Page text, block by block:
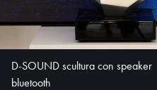
D-SOUND scultura con speaker
bluetooth